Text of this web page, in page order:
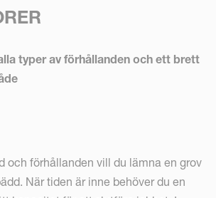
typer av förhållanden och ett brett
och förhållanden vill du lämna en grov
När tiden är inne behöver du en